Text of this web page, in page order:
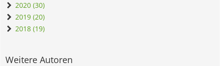
2020 (30)
2019 (20)
2018 (19)
Weitere Autoren